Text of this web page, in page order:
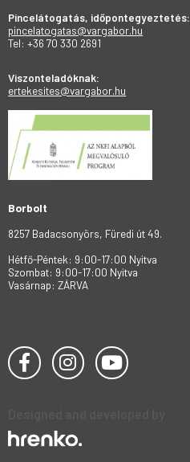
Pincelátogatás, időpontegyeztetés:
pincelatogatas@vargabor.hu
Tel: +36 70 330 2691
Viszonteladóknak:
ertekesites@vargabor.hu
Borbolt
8257 Badacsonyörs, Füredi út 49.
Hétfő-Péntek: 9:00-17:00 Nyitva
Szombat: 9:00-17:00 Nyitva
Vasárnap: ZÁRVA